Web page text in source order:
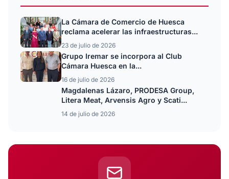
La Cámara de Comercio de Huesca
reclama acelerar las infraestructuras...
23 de julio de 2026
Grupo Iremar se incorpora al Club
Cámara Huesca en la...
16 de julio de 2026
Magdalenas Lázaro, PRODESA Group,
Litera Meat, Arvensis Agro y Scati...
14 de julio de 2026